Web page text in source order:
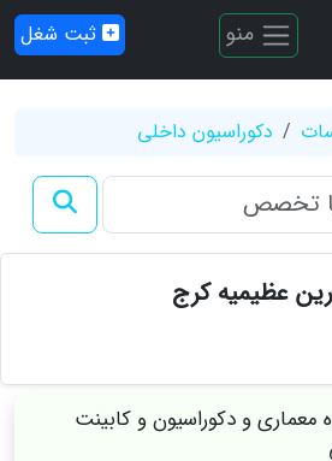
منو ثبت شغل
دکوراسیون داخلی
عظیمیه کرج
معماری و دکوراسیون و کابینت